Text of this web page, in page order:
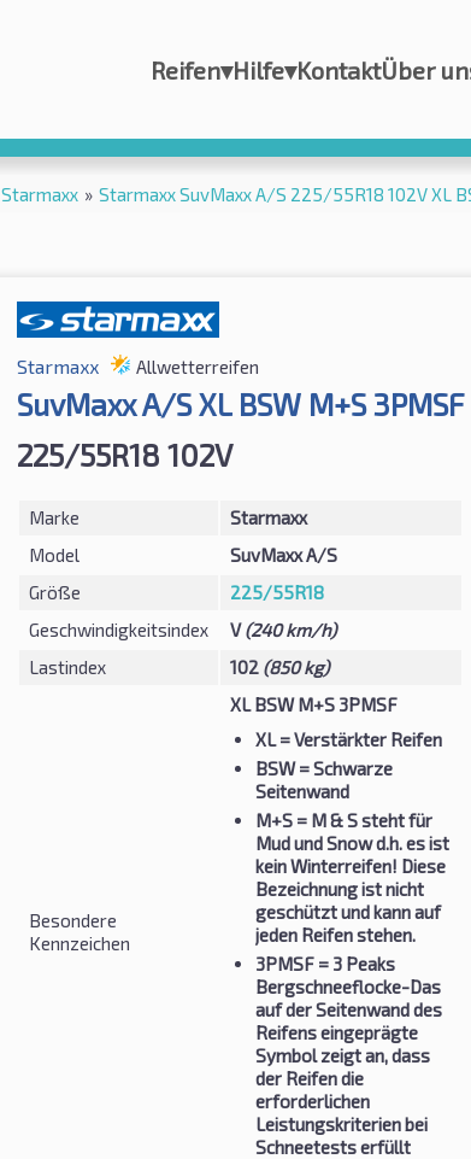
Reifen▾Hilfe▾KontaktÜber
Starmaxx » Starmaxx SuvMaxx A/S 225/55R18 102V XL
Starmaxx Allwetterreifen
SuvMaxx A/S XL BSW M+S 3PMSF
225/55R18 102V
Marke
Starmaxx
Model
SuvMaxx A/S
Größe
225/55R18
Geschwindigkeitsindex
V(240 km/h)
Lastindex
102 (850 kg)
Besondere
Kennzeichen
XL BSW M+S 3PMSF
XL= Verstärkter Reifen
BSW= Schwarze
Seitenwand
M+S= M & S steht für
Mud und Snow d.h. es ist
kein Winterreifen! Diese
Bezeichnung ist nicht
geschützt und kann auf
jeden Reifen stehen.
3PMSF= 3 Peaks
Bergschneeflocke-Das
auf der Seitenwand des
Reifens eingeprägte
Symbol zeigt an, dass
der Reifen die
erforderlichen
Leistungskriterien bei
Schneetests erfüllt